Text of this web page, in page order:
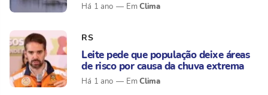
Há 1 ano Clima
RS
Leite pede que população deixe áreas
de risco por causa da chuva extrema
Há 1 ano Clima